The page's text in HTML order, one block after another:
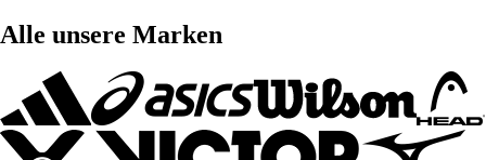
Alle unsere Marken